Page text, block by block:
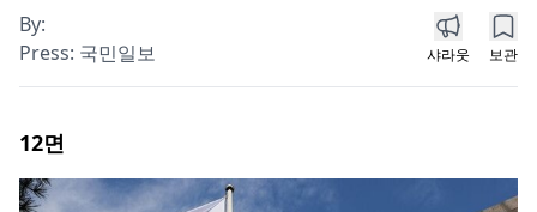
By:
Press: 국민일보 샤라웃 보관
12면